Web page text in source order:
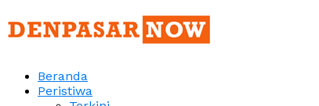
Beranda
Peristiwa